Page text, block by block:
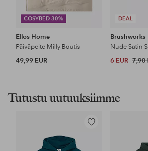
COSYBED 30%
Ellos Home
Päiväpeite Milly Boutis
49,99 EUR
DEAL
Brushworks
Nude Satin
6 EUR 7,90
Tutustu uutuuksiimme
Lisää